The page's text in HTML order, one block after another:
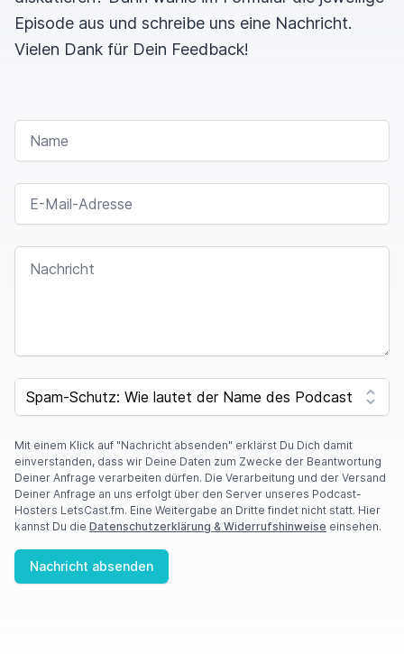
Episode aus und schreibe uns eine Nachricht.
Vielen Dank für Dein Feedback!
NAME
E-MAIL-ADRESSE
NACHRICHT
SPAM CAPTCHA
Mit einem Klick auf "Nachricht absenden" erklärst Du Dich damit
einverstanden, dass wir Deine Daten zum Zwecke der Beantwortung
Deiner Anfrage verarbeiten dürfen. Die Verarbeitung und der Versand
Deiner Anfrage an uns erfolgt über den Server unseres Podcast-
Hosters LetsCast.fm. Eine Weitergabe an Dritte findet nicht statt. Hier
kannst Du die Datenschutzerklärung & Widerrufshinweise einsehen.
Nachricht absenden